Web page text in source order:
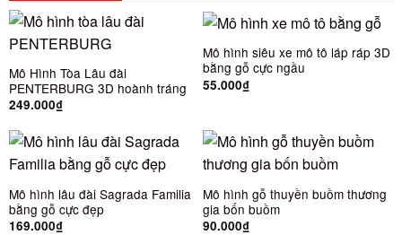
Mô Hình Tòa Lâu đài
PENTERBURG 3D hoành tráng
249.000₫
Mô hình siêu xe mô tô láp ráp 3D
bằng gỗ cực ngầu
55.000₫
Mô hình lâu đài Sagrada Familia
bằng gỗ cực đẹp
169.000₫
Mô hình gỗ thuyền buồm thương
gia bốn buồm
90.000₫